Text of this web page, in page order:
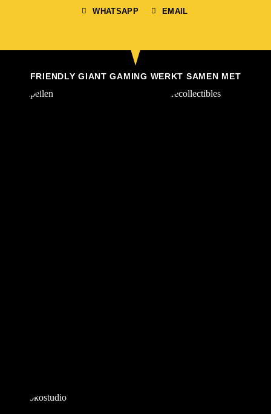
WHATSAPP EMAIL
FRIENDLY GIANT GAMING WERKT SAMEN MET